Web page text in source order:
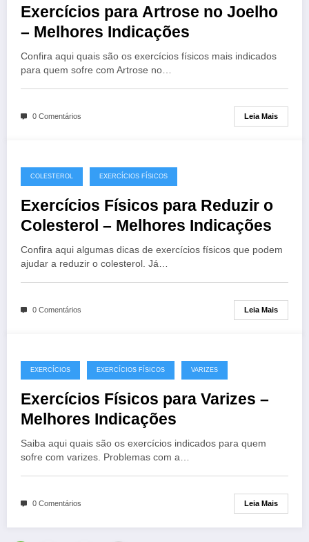
Exercícios para Artrose no Joelho
– Melhores Indicações
Confira aqui quais são os exercícios físicos mais indicados
para quem sofre com Artrose no…
0 Comentários Leia Mais
COLESTEROL EXERCÍCIOS FÍSICOS
Exercícios Físicos para Reduzir o
Colesterol – Melhores Indicações
Confira aqui algumas dicas de exercícios físicos que podem
ajudar a reduzir o colesterol. Já…
0 Comentários Leia Mais
EXERCÍCIOS EXERCÍCIOS FÍSICOS VARIZES
Exercícios Físicos para Varizes –
Melhores Indicações
Saiba aqui quais são os exercícios indicados para quem
sofre com varizes. Problemas com a…
0 Comentários Leia Mais